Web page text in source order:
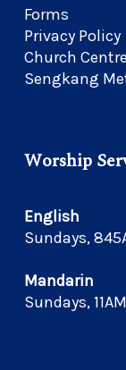
Forms
Privacy Policy
Church Centre
Sengkang
Worship
English
Sundays,
Mandarin
Sundays, 11AM